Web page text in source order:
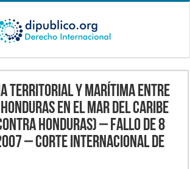
TERRITORIAL Y MARÍTIMA ENTRE
EN EL MAR DEL CARIBE
HONDURAS) – Fallo de 8
– Corte Internacional de